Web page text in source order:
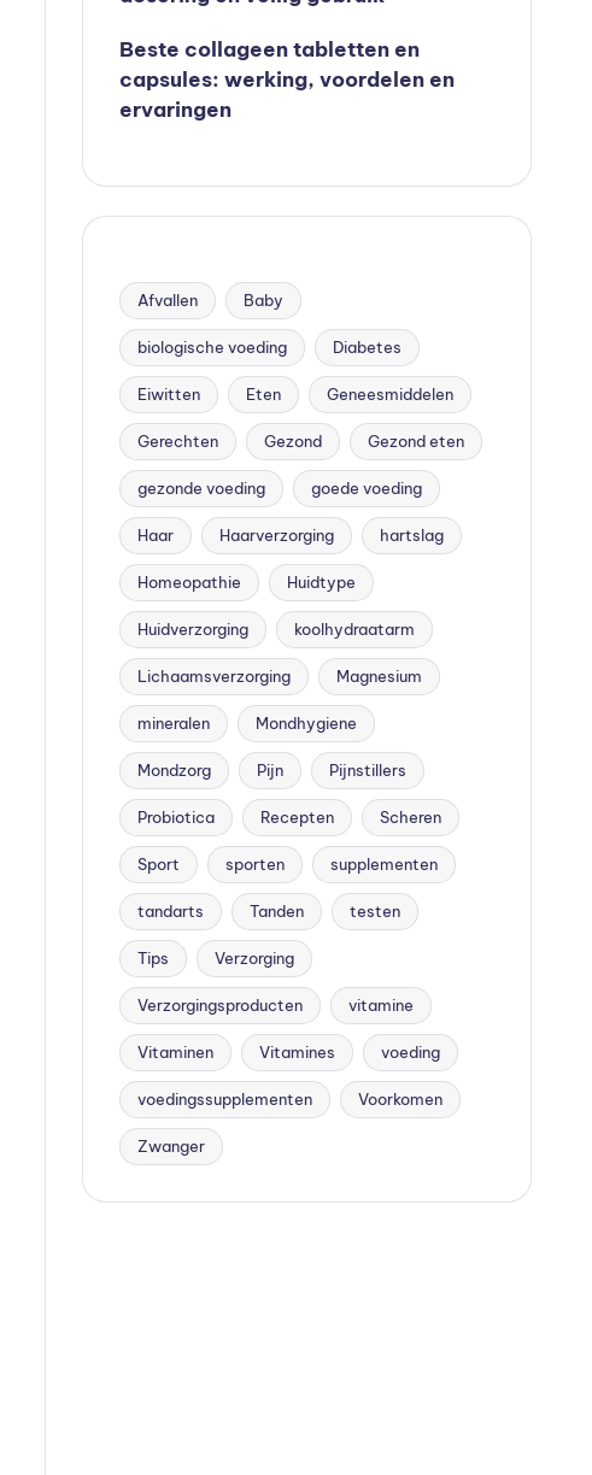
Beste collageen tabletten en
capsules: werking, voordelen en
ervaringen
Afvallen Baby
biologische voeding Diabetes
Eiwitten Eten Geneesmiddelen
Gerechten Gezond Gezond eten
gezonde voeding goede voeding
Haar Haarverzorging hartslag
Homeopathie Huidtype
Huidverzorging koolhydraatarm
Lichaamsverzorging Magnesium
mineralen Mondhygiene
Mondzorg Pijn Pijnstillers
Probiotica Recepten Scheren
Sport sporten supplementen
tandarts Tanden testen
Tips Verzorging
Verzorgingsproducten vitamine
Vitaminen Vitamines voeding
voedingssupplementen Voorkomen
Zwanger